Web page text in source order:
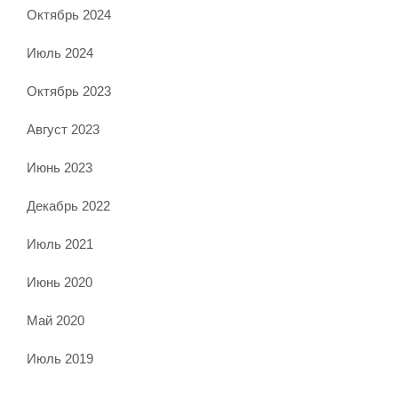
Октябрь 2024
Июль 2024
Октябрь 2023
Август 2023
Июнь 2023
Декабрь 2022
Июль 2021
Июнь 2020
Май 2020
Июль 2019